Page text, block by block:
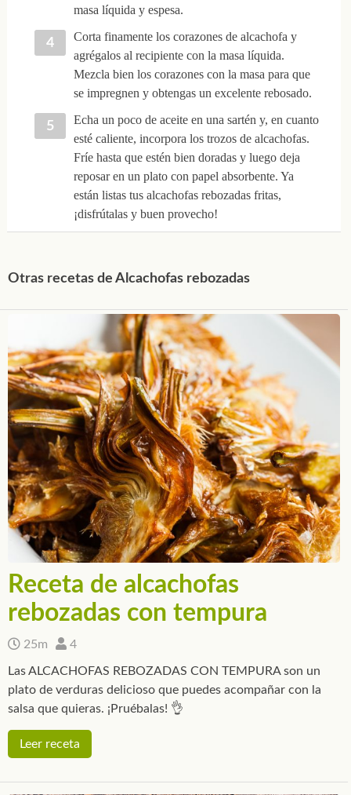
masa líquida y espesa.
Corta finamente los corazones de alcachofa y
agrégalos al recipiente con la masa líquida.
Mezcla bien los corazones con la masa para que
se impregnen y obtengas un excelente rebosado.
Echa un poco de aceite en una sartén y, en cuanto
esté caliente, incorpora los trozos de alcachofas.
Fríe hasta que estén bien doradas y luego deja
reposar en un plato con papel absorbente. Ya
están listas tus alcachofas rebozadas fritas,
¡disfrútalas y buen provecho!
Otras recetas de Alcachofas rebozadas
Receta de alcachofas
rebozadas con tempura
25m 4
Las ALCACHOFAS REBOZADAS CON TEMPURA son un
plato de verduras delicioso que puedes acompañar con la
salsa que quieras. ¡Pruébalas! 👌
Leer receta